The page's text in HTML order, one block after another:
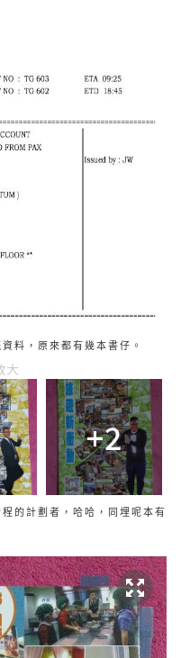
料，原來都有幾本書仔。
大
+2
的計劃者，哈哈，同埋呢本有